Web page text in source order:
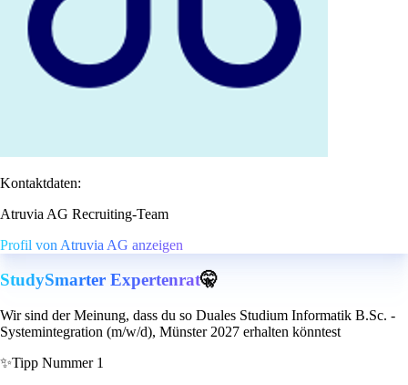
Kontaktdaten:
Atruvia AG Recruiting-Team
Profil von Atruvia AG anzeigen
StudySmarter Expertenrat🤫
Wir sind der Meinung, dass du so Duales Studium Informatik B.Sc. -
Systemintegration (m/w/d), Münster 2027 erhalten könntest
✨Tipp Nummer 1